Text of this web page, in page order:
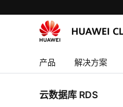
产品 解决方案
云数据库 RDS
API参考（吉隆
产品介绍
RDS for